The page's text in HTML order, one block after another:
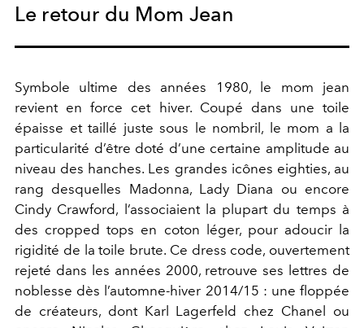
Le retour du Mom Jean
Symbole ultime des années 1980, le mom jean
revient en force cet hiver. Coupé dans une toile
épaisse et taillé juste sous le nombril, le mom a la
particularité d’être doté d’une certaine amplitude au
niveau des hanches. Les grandes icônes eighties, au
rang desquelles Madonna, Lady Diana ou encore
Cindy Crawford, l’associaient la plupart du temps à
des cropped tops en coton léger, pour adoucir la
rigidité de la toile brute. Ce dress code, ouvertement
rejeté dans les années 2000, retrouve ses lettres de
noblesse dès l’automne-hiver 2014/15 : une floppée
de créateurs, dont Karl Lagerfeld chez Chanel ou